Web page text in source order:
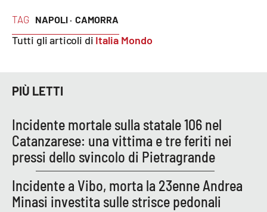
LaC Network
EDIZIONI
Catanzaro
Crotone
Vibo Valentia
TAG NAPOLI · CAMORRA
Tutti gli articoli di Italia Mondo
PIÙ LETTI
Incidente mortale sulla statale 106 nel
Catanzarese: una vittima e tre feriti nei
pressi dello svincolo di Pietragrande
Incidente a Vibo, morta la 23enne Andrea
Minasi investita sulle strisce pedonali